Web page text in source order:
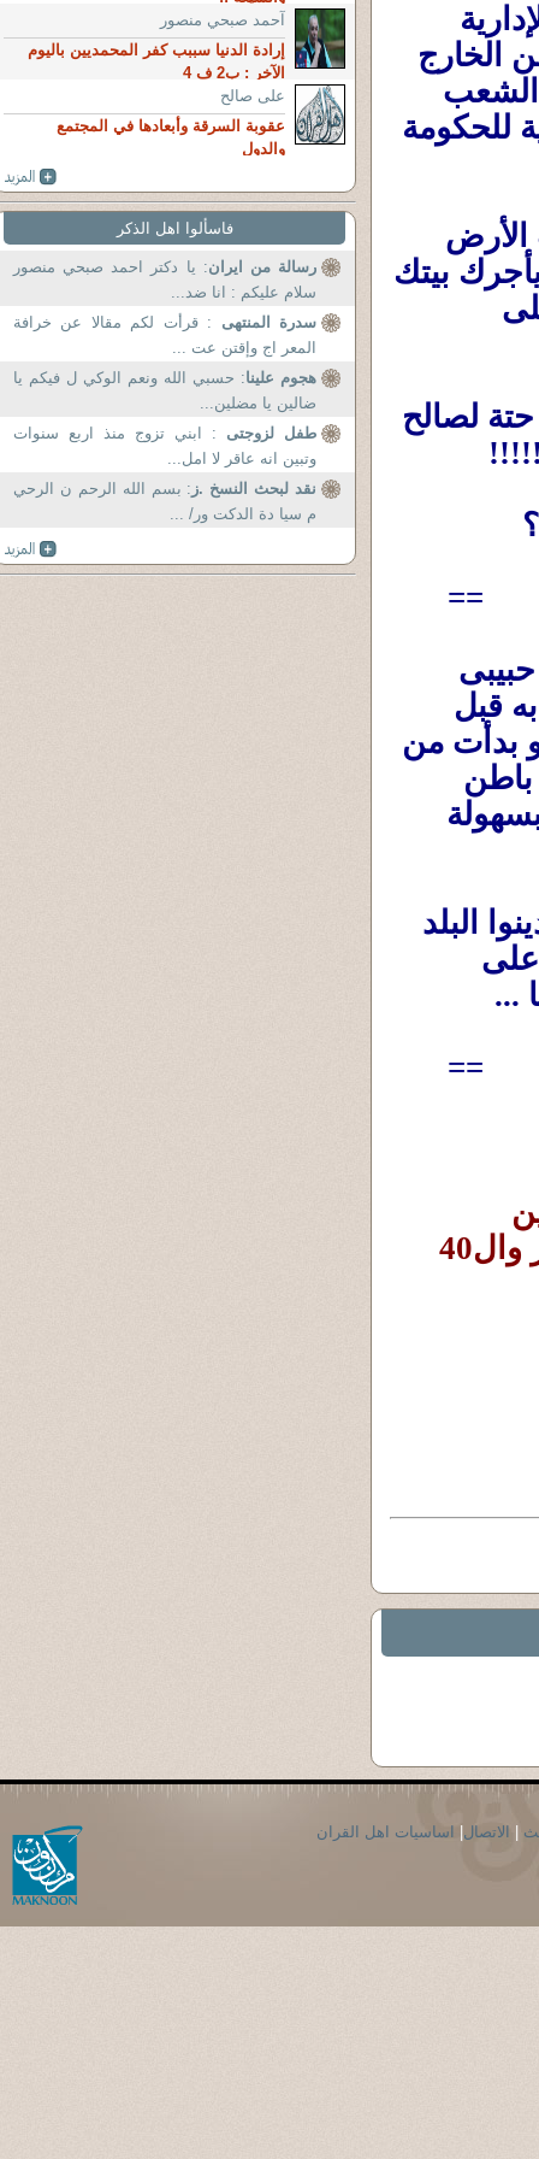
==
...
==
آحمد صبحي منصور
إرادة الدنيا سببب كفر المحمديين باليوم
الآخر : ب2 ف 4
على صالح
عقوبة السرقة وأبعادها في المجتمع
والدول
فاسألوا اهل الذكر
رسالة من ايران: يا دکتر احمد صبحي منصور
سلام عليکم : انا ضد...
سدرة المنتهى : قرأت لكم مقالا عن خرافة
المعر اج وإقتن عت ...
هجوم علينا: حسبي الله ونعم الوكي ل فيكم يا
ضالين يا مضلين...
طفل لزوجتى : ابني تزوج منذ اربع سنوات
وتبين انه عاقر لا امل...
نقد لبحث النسخ .ز : بسم الله الرحم ن الرحي
م سيا دة الدكت ور/ ...
| الاتصال| اساسيات اهل القران